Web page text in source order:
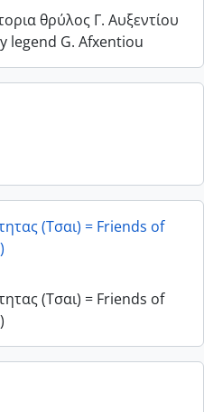
θρύλος Γ. Αυξεντίου
legend G. Afxentiou
(Τσαι) = Friends of
(Τσαι) = Friends of